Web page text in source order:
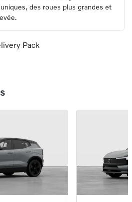
des roues plus grandes et
Pack